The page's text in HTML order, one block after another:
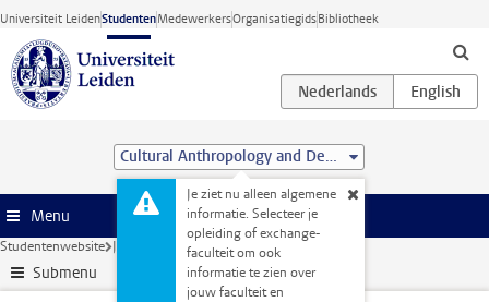
Ga direct naar de inhoud
Universiteit LeidenStudentenMedewerkersOrganisatiegidsBibliotheek
Cultural Anthropology and Development Sociology (MSc)
Je ziet nu alleen algemene
informatie. Selecteer je
opleiding of exchange-
faculteit om ook
informatie te zien over
jouw faculteit en
Menu
Studentenwebsite Je opleiding Boeken en readers
Submenu